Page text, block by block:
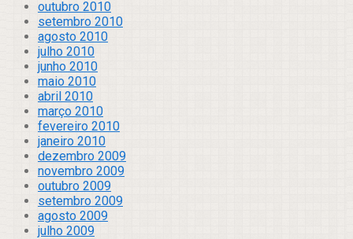
outubro 2010
setembro 2010
agosto 2010
julho 2010
junho 2010
maio 2010
abril 2010
março 2010
fevereiro 2010
janeiro 2010
dezembro 2009
novembro 2009
outubro 2009
setembro 2009
agosto 2009
julho 2009